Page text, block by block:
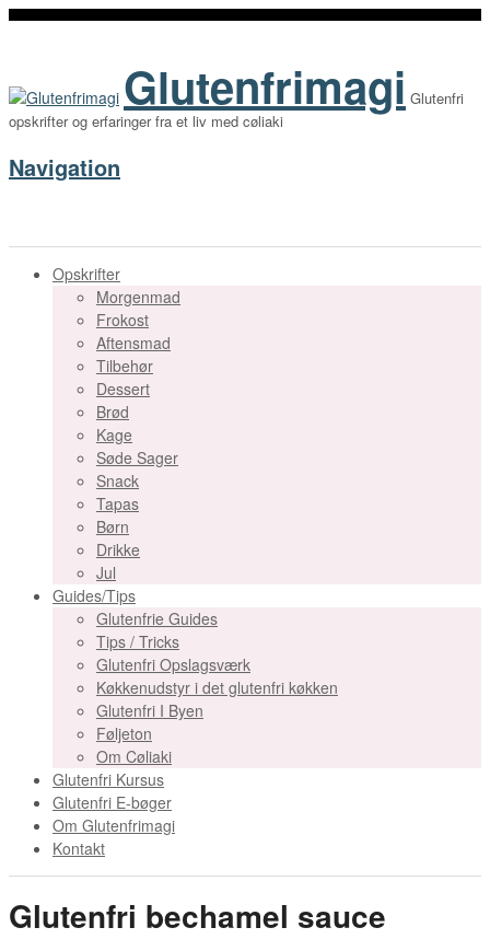
Glutenfrimagi Glutenfri
opskrifter og erfaringer fra et liv med cøliaki
Navigation
Opskrifter
Morgenmad
Frokost
Aftensmad
Tilbehør
Dessert
Brød
Kage
Søde Sager
Snack
Tapas
Børn
Drikke
Jul
Guides/Tips
Glutenfrie Guides
Tips / Tricks
Glutenfri Opslagsværk
Køkkenudstyr i det glutenfri køkken
Glutenfri I Byen
Føljeton
Om Cøliaki
Glutenfri Kursus
Glutenfri E-bøger
Om Glutenfrimagi
Kontakt
Glutenfri bechamel sauce